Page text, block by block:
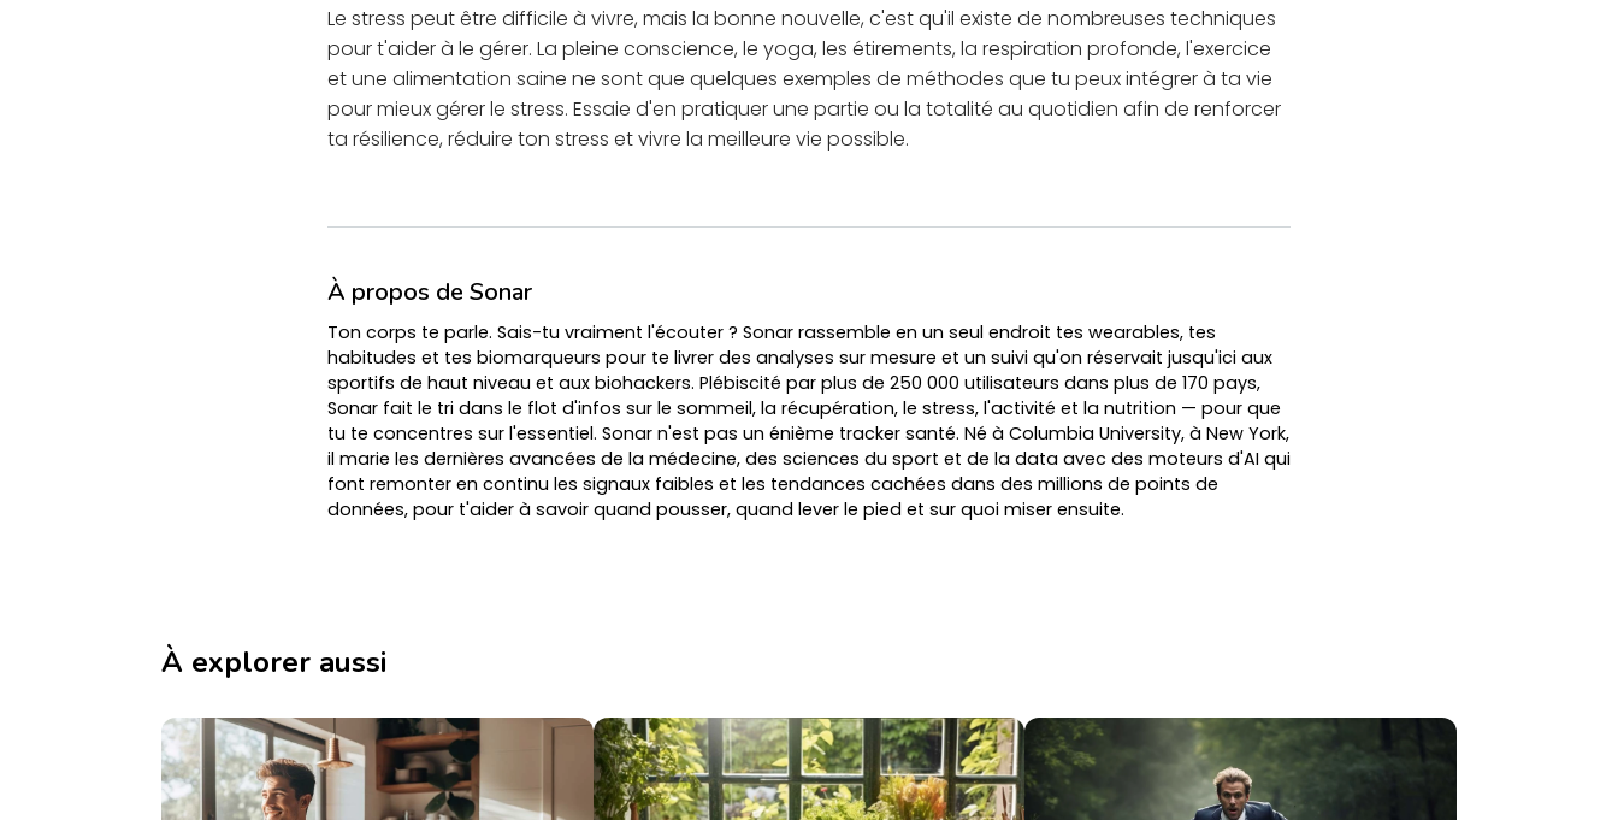
Le stress peut être difficile à vivre, mais la bonne nouvelle, c'est qu'il existe de nombreuses techniques
pour t'aider à le gérer. La pleine conscience, le yoga, les étirements, la respiration profonde, l'exercice
et une alimentation saine ne sont que quelques exemples de méthodes que tu peux intégrer à ta vie
pour mieux gérer le stress. Essaie d'en pratiquer une partie ou la totalité au quotidien afin de renforcer
ta résilience, réduire ton stress et vivre la meilleure vie possible.
À propos de Sonar
Ton corps te parle. Sais-tu vraiment l'écouter ? Sonar rassemble en un seul endroit tes wearables, tes
habitudes et tes biomarqueurs pour te livrer des analyses sur mesure et un suivi qu'on réservait jusqu'ici aux
sportifs de haut niveau et aux biohackers. Plébiscité par plus de 250 000 utilisateurs dans plus de 170 pays,
Sonar fait le tri dans le flot d'infos sur le sommeil, la récupération, le stress, l'activité et la nutrition — pour que
tu te concentres sur l'essentiel. Sonar n'est pas un énième tracker santé. Né à Columbia University, à New York,
il marie les dernières avancées de la médecine, des sciences du sport et de la data avec des moteurs d'AI qui
font remonter en continu les signaux faibles et les tendances cachées dans des millions de points de
données, pour t'aider à savoir quand pousser, quand lever le pied et sur quoi miser ensuite.
À explorer aussi